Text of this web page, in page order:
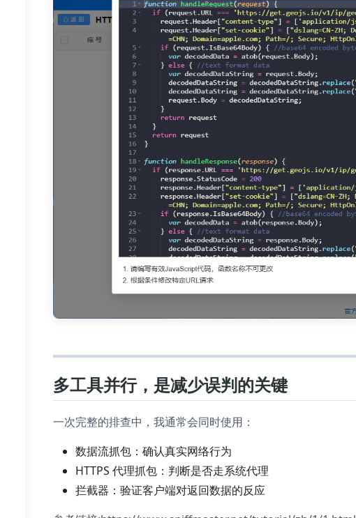
多工具并行，是减少误判的关键
一次完整的排查中，我通常会同时使用：
数据流抓包：确认真实网络行为
HTTPS 代理抓包：判断是否走系统代理
拦截器：验证客户端对返回数据的反应